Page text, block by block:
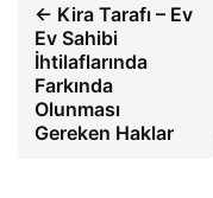
← Kira Tarafı – Ev
Ev Sahibi
İhtilaflarında
Farkında
Olunması
Gereken Haklar